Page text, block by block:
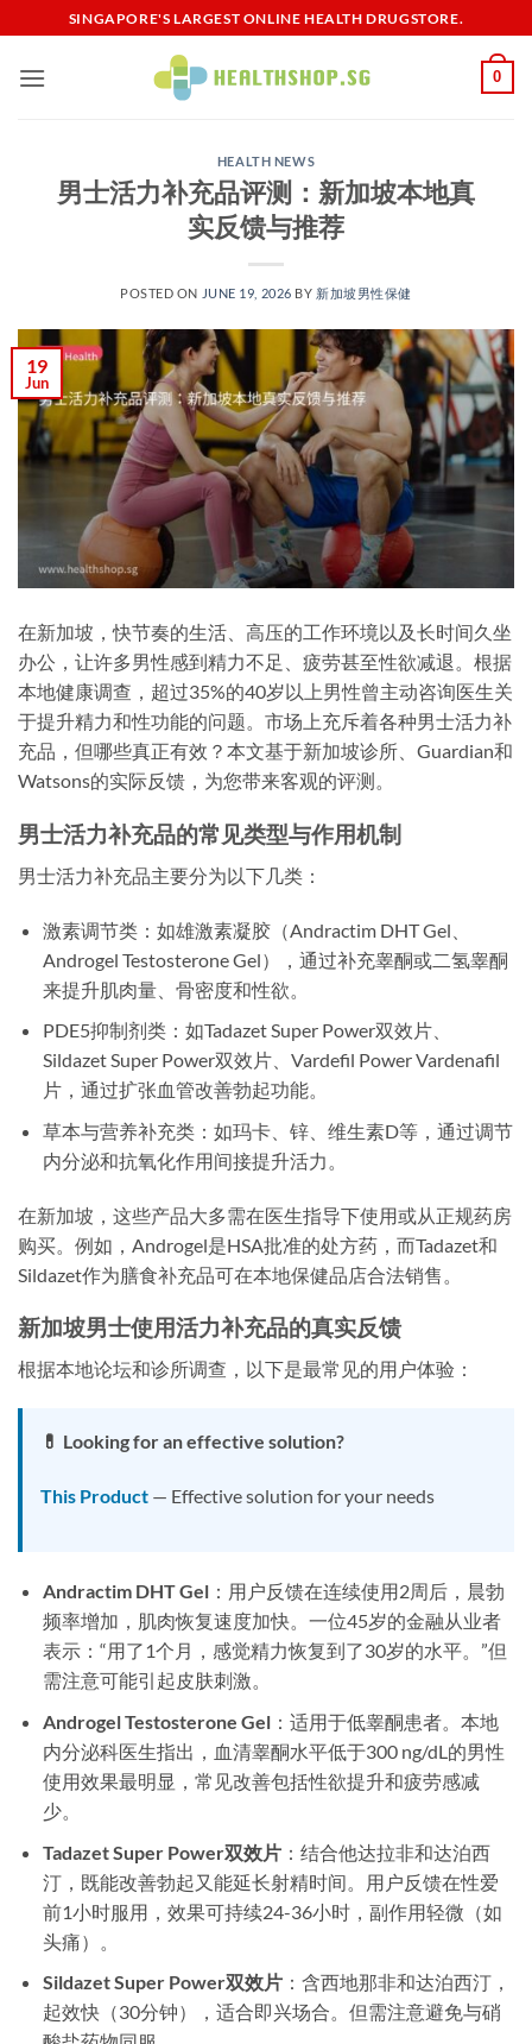
to
content
SINGAPORE'S LARGEST ONLINE HEALTH DRUGSTORE.
0
HEALTH NEWS
男士活力补充品评测：新加坡本地真
实反馈与推荐
POSTED ON JUNE 19, 2026 BY 新加坡男性保健​
19
Jun
在新加坡，快节奏的生活、高压的工作环境以及长时间久坐
办公，让许多男性感到精力不足、疲劳甚至性欲减退。根据
本地健康调查，超过35%的40岁以上男性曾主动咨询医生关
于提升精力和性功能的问题。市场上充斥着各种男士活力补
充品，但哪些真正有效？本文基于新加坡诊所、Guardian和
Watsons的实际反馈，为您带来客观的评测。
男士活力补充品的常见类型与作用机制
男士活力补充品主要分为以下几类：
激素调节类：如雄激素凝胶（Andractim DHT Gel、
Androgel Testosterone Gel），通过补充睾酮或二氢睾酮
来提升肌肉量、骨密度和性欲。
PDE5抑制剂类：如Tadazet Super Power双效片、
Sildazet Super Power双效片、Vardefil Power Vardenafil
片，通过扩张血管改善勃起功能。
草本与营养补充类：如玛卡、锌、维生素D等，通过调节
内分泌和抗氧化作用间接提升活力。
在新加坡，这些产品大多需在医生指导下使用或从正规药房
购买。例如，Androgel是HSA批准的处方药，而Tadazet和
Sildazet作为膳食补充品可在本地保健品店合法销售。
新加坡男士使用活力补充品的真实反馈
根据本地论坛和诊所调查，以下是最常见的用户体验：
💊 Looking for an effective solution?
This Product — Effective solution for your needs
Andractim DHT Gel：用户反馈在连续使用2周后，晨勃
频率增加，肌肉恢复速度加快。一位45岁的金融从业者
表示：“用了1个月，感觉精力恢复到了30岁的水平。”但
需注意可能引起皮肤刺激。
Androgel Testosterone Gel：适用于低睾酮患者。本地
内分泌科医生指出，血清睾酮水平低于300 ng/dL的男性
使用效果最明显，常见改善包括性欲提升和疲劳感减
少。
Tadazet Super Power双效片：结合他达拉非和达泊西
汀，既能改善勃起又能延长射精时间。用户反馈在性爱
前1小时服用，效果可持续24-36小时，副作用轻微（如
头痛）。
Sildazet Super Power双效片：含西地那非和达泊西汀，
起效快（30分钟），适合即兴场合。但需注意避免与硝